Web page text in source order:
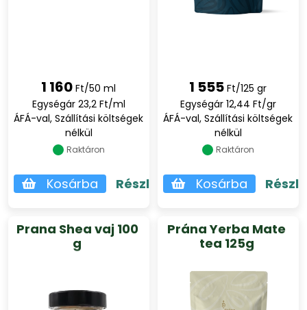
1 160 Ft/50 ml
Egységár 23,2 Ft/ml
ÁFÁ-val, Szállítási költségek
nélkül
Raktáron
Kosárba Részletek
1 555 Ft/125 gr
Egységár 12,44 Ft/gr
ÁFÁ-val, Szállítási költségek
nélkül
Raktáron
Kosárba
Prana Shea vaj 100
g
Prána Yerba Mate
tea 125g